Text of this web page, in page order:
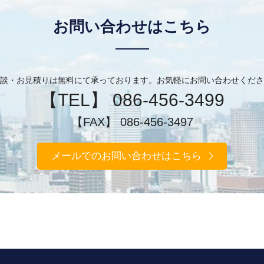
お問い合わせはこちら
・お見積りは無料にて承っております。お気軽にお問い合わせくだ
【TEL】 086-456-3499
【FAX】 086-456-3497
メールでのお問い合わせはこちら